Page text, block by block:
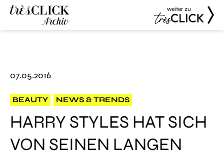
weiter zu
07.05.2016
BEAUTY NEWS & TRENDS
HARRY STYLES HAT SICH
VON SEINEN LANGEN